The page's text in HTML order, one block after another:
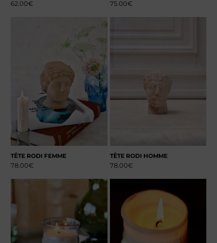
62.00€ 75.00€
TÊTE RODI FEMME
78.00€
TÊTE RODI HOMME
78.00€